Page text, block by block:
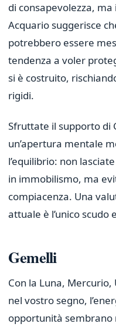
di consapevolezza,
Acquario suggerisce
potrebbero essere
tendenza a voler
si è costruito,
rigidi.
Sfruttate il supporto di
un’apertura mentale
l’equilibrio: non
in immobilismo, ma
compiacenza. Una
attuale è l’unico scudo
Gemelli
Con la Luna,
nel vostro segno,
opportunità sembrano